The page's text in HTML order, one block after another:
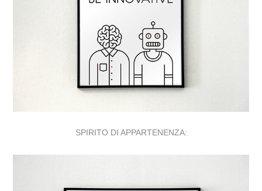
SPIRITO DI APPARTENENZA: